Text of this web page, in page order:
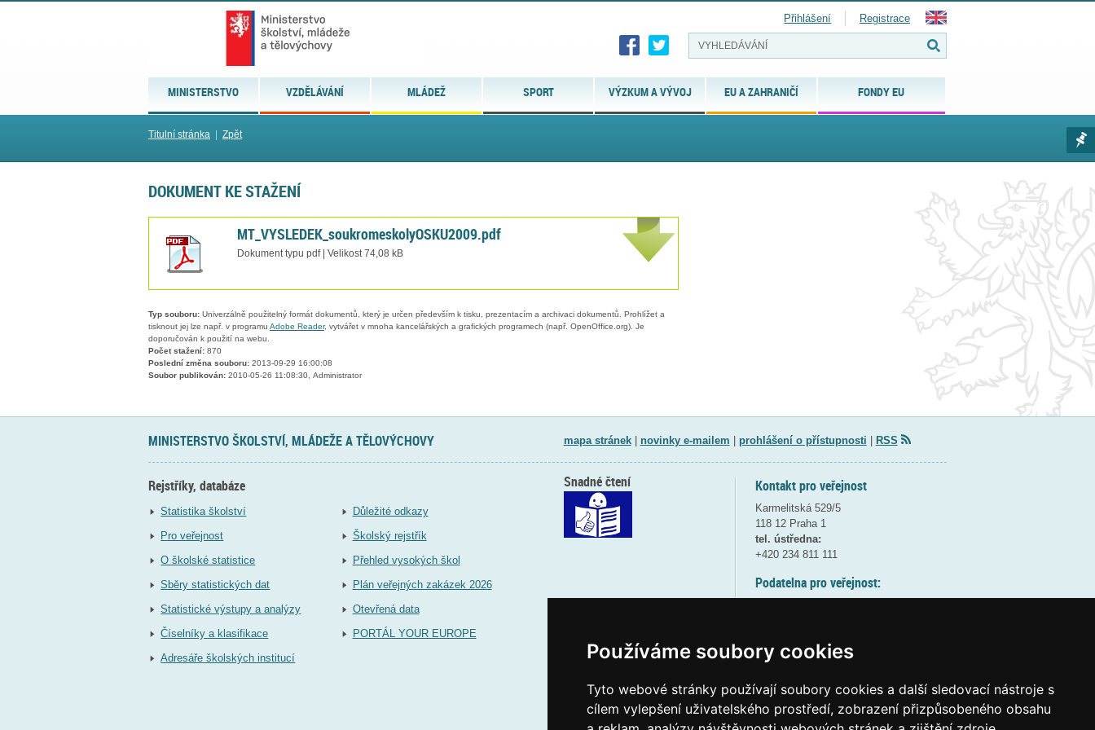
Používáme soubory cookies
Tyto webové stránky používají soubory cookies a další sledovací nástroje s
cílem vylepšení uživatelského prostředí, zobrazení přizpůsobeného obsahu
MINISTERSTVO VZDĚLÁVÁNÍ MLÁDEŽ SPORT VÝZKUM A VÝVOJ EU A ZAHRANIČÍ FONDY EU
Přihlášení Registrace
Titulní stránka Zpět
DOKUMENT KE STAŽENÍ
MT_VYSLEDEK_soukromeskolyOSKU2009.pdf
Dokument typu pdf | Velikost 74,08 kB
Typ souboru: Univerzálně použitelný formát dokumentů, který je určen především k tisku, prezentacím a archivaci dokumentů. Prohlížet a
tisknout jej lze např. v programu Adobe Reader, vytvářet v mnoha kancelářských a grafických programech (např. OpenOffice.org). Je
doporučován k použití na webu.
Počet stažení: 870
Poslední změna souboru: 2013-09-29 16:00:08
Soubor publikován: 2010-05-26 11:08:30, Administrator
MINISTERSTVO ŠKOLSTVÍ, MLÁDEŽE A TĚLOVÝCHOVY mapa stránek| novinky e-mailem prohlášení o přístupnosti RSS
Rejstříky, databáze
Statistika školství
Pro veřejnost
O školské statistice
Sběry statistických dat
Statistické výstupy a analýzy
Číselníky a klasifikace
Adresáře školských institucí
Důležité odkazy
Školský rejstřík
Přehled vysokých škol
Plán veřejných zakázek 2026
Otevřená data
PORTÁL YOUR EUROPE
Kontakt pro veřejnost
Karmelitská 529/5
118 12 Praha 1
tel. ústředna:
+420 234 811 111
Podatelna pro veřejnost:
(více informací
Elektronická podatelna:
Snadné čtení